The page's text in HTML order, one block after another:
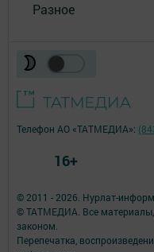
Разное
© 2011 - 2026. Нурлат-⁠
© ТАТМЕДИА. Все
законом.
Перепечатка,
Телефон АО «ТАТМЕДИА»:
16+